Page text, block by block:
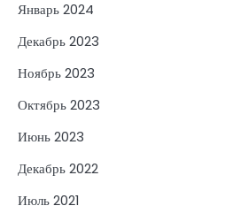
Январь 2024
Декабрь 2023
Ноябрь 2023
Октябрь 2023
Июнь 2023
Декабрь 2022
Июль 2021